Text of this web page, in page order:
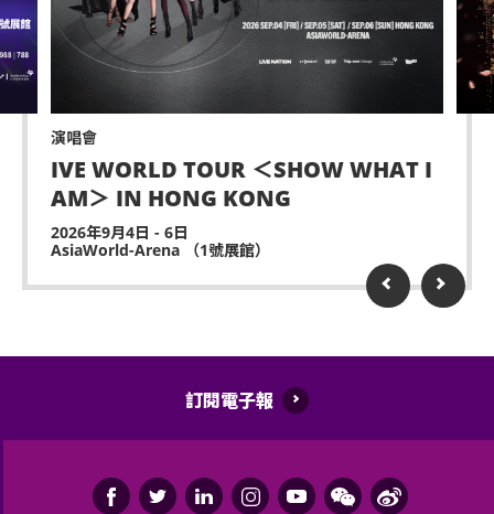
演唱會
IVE WORLD TOUR ＜SHOW WHAT I
AM＞ IN HONG KONG
2026年9月4日 - 6日
AsiaWorld-Arena （1號展館）
訂閱電子報